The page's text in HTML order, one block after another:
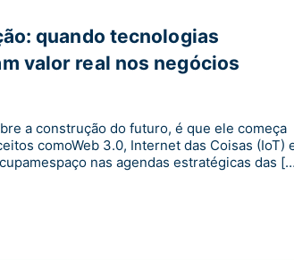
quando tecnologias
valor real nos negócios
a construção do futuro, é que ele começa
comoWeb 3.0, Internet das Coisas (IoT)
nas agendas estratégicas das